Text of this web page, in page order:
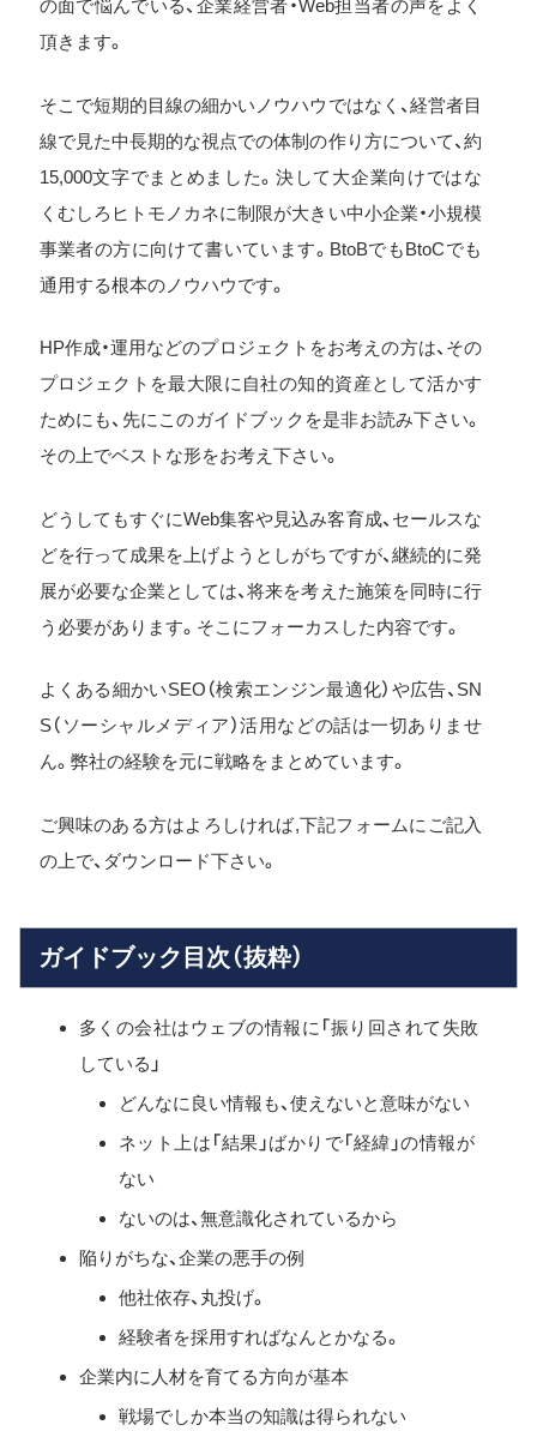
の面で悩んでいる、企業経営者・Web担当者の声をよく
頂きます。
そこで短期的目線の細かいノウハウではなく、経営者目
線で見た中長期的な視点での体制の作り方について、約
15,000文字でまとめました。決して大企業向けではな
くむしろヒトモノカネに制限が大きい中小企業・小規模
事業者の方に向けて書いています。BtoBでもBtoCでも
通用する根本のノウハウです。
HP作成・運用などのプロジェクトをお考えの方は、その
プロジェクトを最大限に自社の知的資産として活かす
ためにも、先にこのガイドブックを是非お読み下さい。
その上でベストな形をお考え下さい。
どうしてもすぐにWeb集客や見込み客育成、セールスな
どを行って成果を上げようとしがちですが、継続的に発
展が必要な企業としては、将来を考えた施策を同時に行
う必要があります。そこにフォーカスした内容です。
よくある細かいSEO（検索エンジン最適化）や広告、SN
S（ソーシャルメディア）活用などの話は一切ありませ
ん。弊社の経験を元に戦略をまとめています。
ご興味のある方はよろしければ,下記フォームにご記入
の上で、ダウンロード下さい。
ガイドブック目次（抜粋）
多くの会社はウェブの情報に「振り回されて失敗
している」
どんなに良い情報も、使えないと意味がない
ネット上は「結果」ばかりで「経緯」の情報が
ない
ないのは、無意識化されているから
陥りがちな、企業の悪手の例
他社依存、丸投げ。
経験者を採用すればなんとかなる。
企業内に人材を育てる方向が基本
戦場でしか本当の知識は得られない